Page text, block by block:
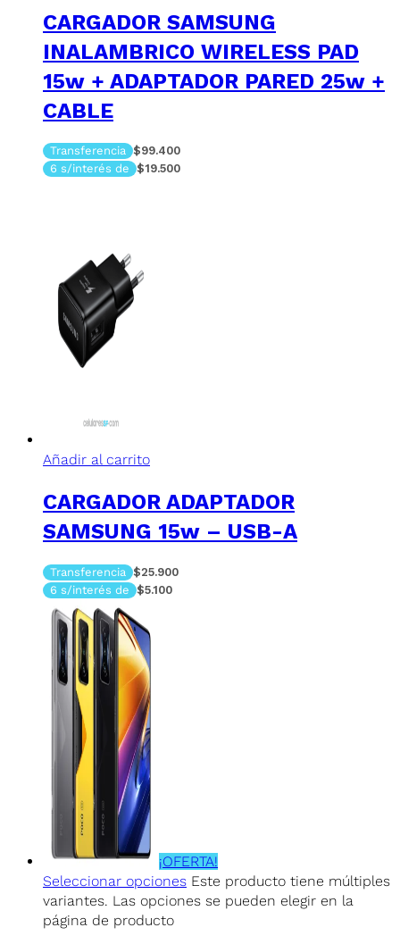
CARGADOR SAMSUNG
INALAMBRICO WIRELESS PAD
15w + ADAPTADOR PARED 25w +
CABLE
Transferencia $99.400
6 s/interés de $19.500
Añadir al carrito
CARGADOR ADAPTADOR
SAMSUNG 15w – USB-A
Transferencia $25.900
6 s/interés de $5.100
¡OFERTA!
Seleccionar opciones Este producto tiene múltiples
variantes. Las opciones se pueden elegir en la
página de producto